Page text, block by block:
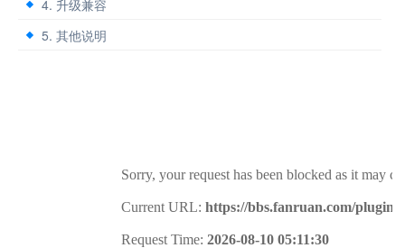
4. 升级兼容
5. 其他说明